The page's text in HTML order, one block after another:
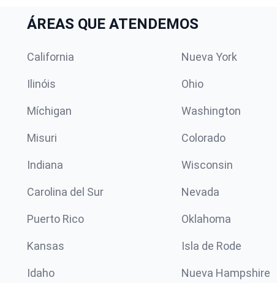
ÁREAS QUE ATENDEMOS
California Nueva York
Ilinóis Ohio
Míchigan Washington
Misuri Colorado
Indiana Wisconsin
Carolina del Sur Nevada
Puerto Rico Oklahoma
Kansas Isla de Rode
Idaho Nueva Hampshire